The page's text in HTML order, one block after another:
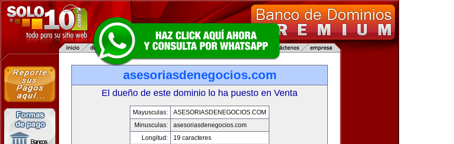
asesoriasdenegocios.com
El dueño de este dominio lo ha puesto en Venta
Mayusculas:
ASESORIASDENEGOCIOS.COM
Minusculas:
asesoriasdenegocios.com
Longitud:
19 caracteres